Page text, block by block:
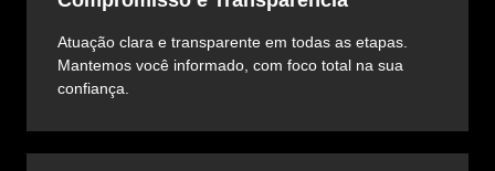
Atuação clara e transparente em todas as etapas.
Mantemos você informado, com foco total na sua
confiança.